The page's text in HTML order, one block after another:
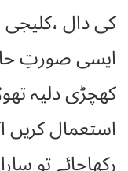
کی دال ،کلیجی
ایسی صورتِ
کھچڑی دلیہ
استعمال کریں